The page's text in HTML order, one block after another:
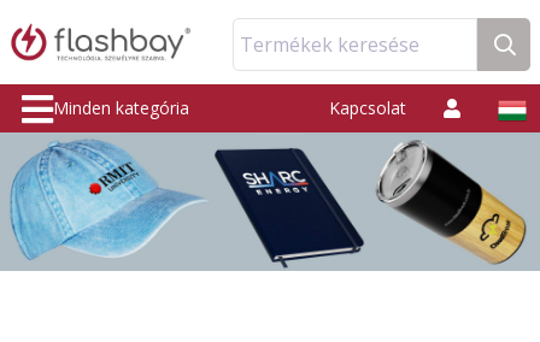
Termékek keresése
Minden kategória Kapcsolat